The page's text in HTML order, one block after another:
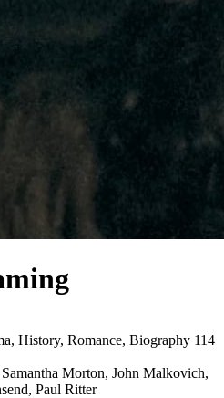
History, Romance, Biography 114
Samantha Morton, John Malkovich,
Paul Ritter